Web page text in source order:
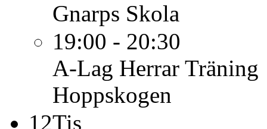
Gnarps Skola
19:00 - 20:30
A-Lag Herrar Träning
Hoppskogen
12Tis